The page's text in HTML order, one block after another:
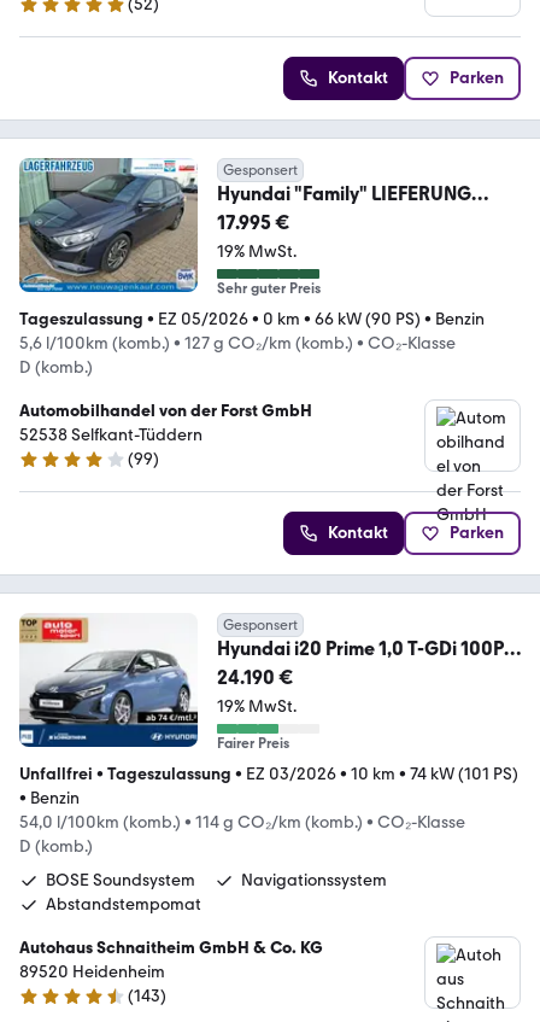
5 Sterne (52)
Kontakt Parken
Gesponsert
Hyundai "Family" LIEFERUNG
KOSTENLOS! 1.0 T-GDI 90PS,...
17.995 €
19% MwSt.
Sehr guter Preis
Tageszulassung • EZ 05/2026• 0 km • 66 kW (90 PS) • Benzin
5,6 l/100km (komb.) • 127 g CO₂/km (komb.) • CO₂-Klasse
D (komb.)
Automobilhandel von der Forst GmbH
52538 Selfkant-Tüddern
4.2 Sterne
(99)
Kontakt Parken
Gesponsert
Hyundai i20 Prime 1,0 T-GDi 100PS
DCT Licht-P Ass-P uvm.
24.190 €
19% MwSt.
Fairer Preis
Unfallfrei • Tageszulassung • EZ 03/2026• 10 km • 74 kW (101 PS)
• Benzin
54,0 l/100km (komb.) • 114 g CO₂/km (komb.) • CO₂-Klasse
D (komb.)
BOSE Soundsystem
Navigationssystem
Abstandstempomat
Autohaus Schnaitheim GmbH & Co. KG
89520 Heidenheim
4.5 Sterne
(143)